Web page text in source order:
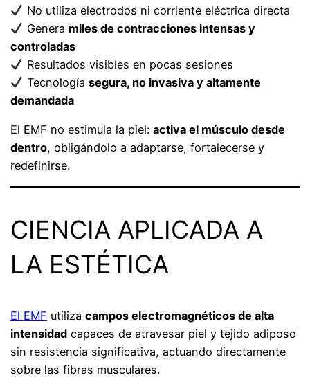
No utiliza electrodos ni corriente eléctrica directa
Genera miles de contracciones intensas y
controladas
Resultados visibles en pocas sesiones
Tecnología segura, no invasiva y altamente
demandada
El EMF no estimula la piel:activa el músculo desde
dentro, obligándolo a adaptarse, fortalecerse y
redefinirse.
CIENCIA APLICADA A
LA ESTÉTICA
El EMF utilizacampos electromagnéticos de alta
intensidad capaces de atravesar piel y tejido adiposo
sin resistencia significativa, actuando directamente
sobre las fibras musculares.